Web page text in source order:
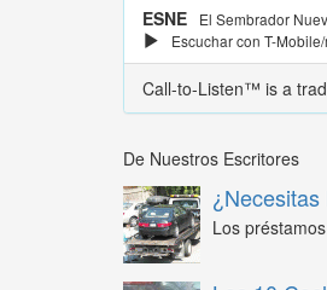
ESNE
El Sembrador
Escuchar con T-
Call-to-Listen™ is a
De Nuestros Escritores
Los